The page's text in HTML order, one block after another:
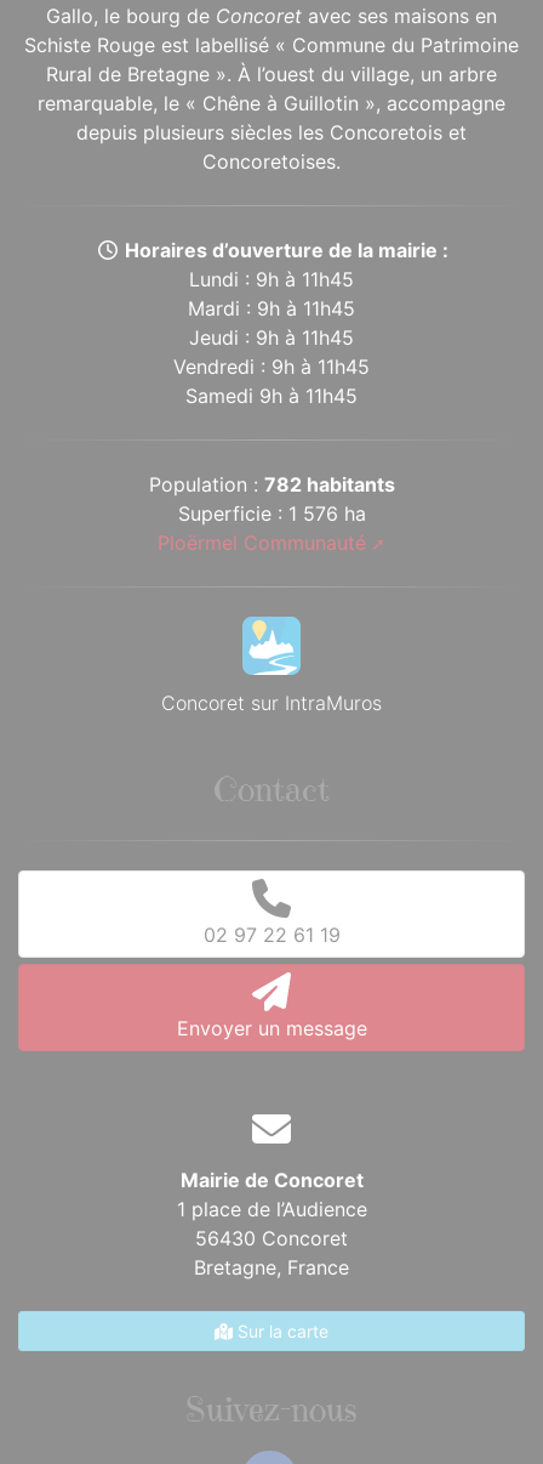
Gallo, le bourg de Concoret avec ses maisons en
Schiste Rouge est labellisé « Commune du Patrimoine
Rural de Bretagne ». À l’ouest du village, un arbre
remarquable, le « Chêne à Guillotin », accompagne
depuis plusieurs siècles les Concoretois et
Concoretoises.
Horaires d’ouverture de la mairie :
Lundi : 9h à 11h45
Mardi : 9h à 11h45
Jeudi : 9h à 11h45
Vendredi : 9h à 11h45
Samedi 9h à 11h45
Population : 782 habitants
Superficie : 1 576 ha
Ploërmel Communauté
Concoret sur IntraMuros
Contact
02 97 22 61 19
Envoyer un message
Mairie de Concoret
1 place de l’Audience
56430 Concoret
Bretagne, France
Sur la carte
Suivez-nous